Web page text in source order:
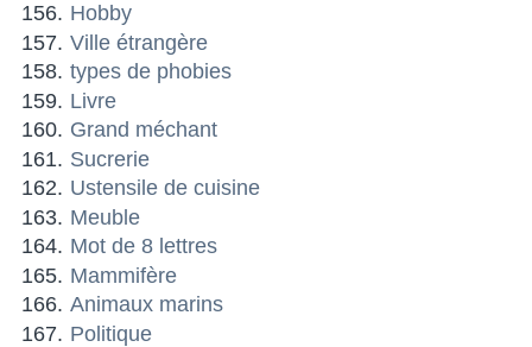
Hobby
Ville étrangère
types de phobies
Livre
Grand méchant
Sucrerie
Ustensile de cuisine
Meuble
Mot de 8 lettres
Mammifère
Animaux marins
Politique